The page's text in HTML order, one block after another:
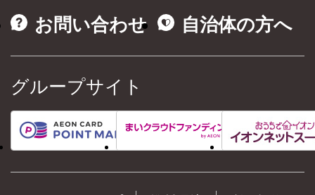
お問い合わせ
自治体の方へ
グループサイト